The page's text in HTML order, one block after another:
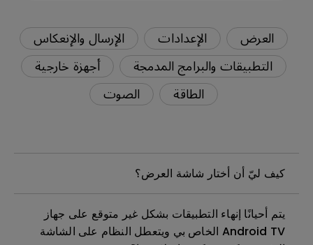
العرض الإعدادات
الإرسال والإنعكاس
التطبيقات والبرامج المدمجة
أجهزة خارجية
الطاقة
الصوت
كيف ليّ أن أختار شاشة العرض؟
يتم أحيانًا إنهاء التطبيقات بشكل غير متوقع على جهاز
Android TV الخاص بي ويتعطل النظام على الشاشة